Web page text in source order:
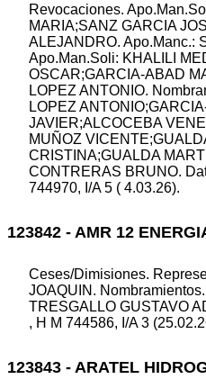
Revocaciones.
MARIA;SANZ GARCIA
ALEJANDRO. Apo.Manc.:
Apo.Man.Soli: KHALILI
OSCAR;GARCIA-ABAD
LOPEZ ANTONIO.
LOPEZ
JAVIER;ALCOCEBA
MUÑOZ
CRISTINA;GUALDA
CONTRERAS BRUNO.
744970, I/A 5 ( 4.03.26).
123842 - AMR 12
Ceses/Dimisiones.
JOAQUIN.
TRESGALLO GUSTAVO
, H M 744586, I/A 3
123843 - ARATEL